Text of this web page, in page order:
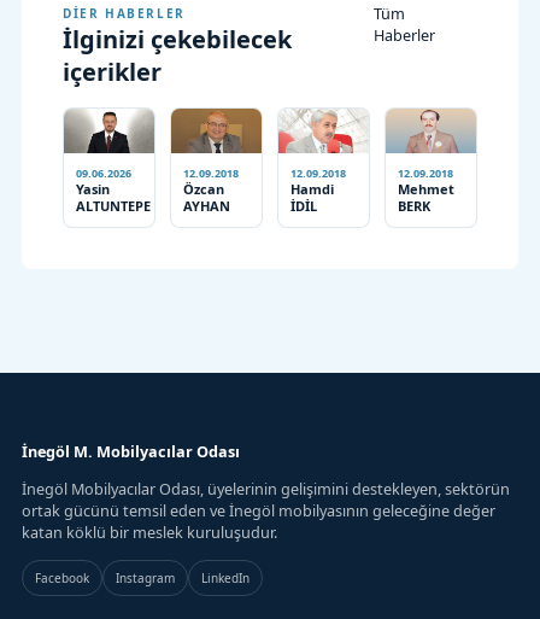
DIER HABERLER
İlginizi çekebilecek
içerikler
Tüm
Haberler
09.06.2026
Yasin
ALTUNTEPE
12.09.2018
Özcan
AYHAN
12.09.2018
Hamdi
İDİL
12.09.2018
Mehmet
BERK
İnegöl M. Mobilyacılar Odası
İnegöl Mobilyacılar Odası, üyelerinin gelişimini destekleyen, sektörün
ortak gücünü temsil eden ve İnegöl mobilyasının geleceğine değer
katan köklü bir meslek kuruluşudur.
Facebook Instagram LinkedIn